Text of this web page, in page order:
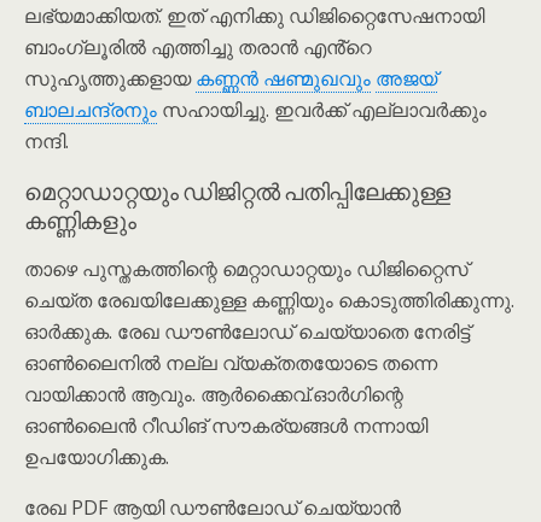
ലഭ്യമാക്കിയത്. ഇത് എനിക്കു ഡിജിറ്റൈസേഷനായി
ബാംഗ്ലൂരിൽ എത്തിച്ചു തരാൻ എൻ്റെ
സുഹൃത്തുക്കളായകണ്ണൻ ഷണ്മുഖവും അജയ്
ബാലചന്ദ്രനും സഹായിച്ചു. ഇവർക്ക് എല്ലാവർക്കും
നന്ദി.
മെറ്റാഡാറ്റയും ഡിജിറ്റൽ പതിപ്പിലേക്കുള്ള
കണ്ണികളും
താഴെ പുസ്തകത്തിന്റെ മെറ്റാഡാറ്റയും ഡിജിറ്റൈസ്
ചെയ്ത രേഖയിലേക്കുള്ള കണ്ണിയും കൊടുത്തിരിക്കുന്നു.
ഓർക്കുക. രേഖ ഡൗൺലോഡ് ചെയ്യാതെ നേരിട്ട്
ഓൺലൈനിൽ നല്ല വ്യക്തതയോടെ തന്നെ
വായിക്കാൻ ആവും. ആർക്കൈവ്.ഓർഗിന്റെ
ഓൺലൈൻ റീഡിങ് സൗകര്യങ്ങൾ നന്നായി
ഉപയോഗിക്കുക.
രേഖ PDF ആയി ഡൗൺലോഡ് ചെയ്യാൻ